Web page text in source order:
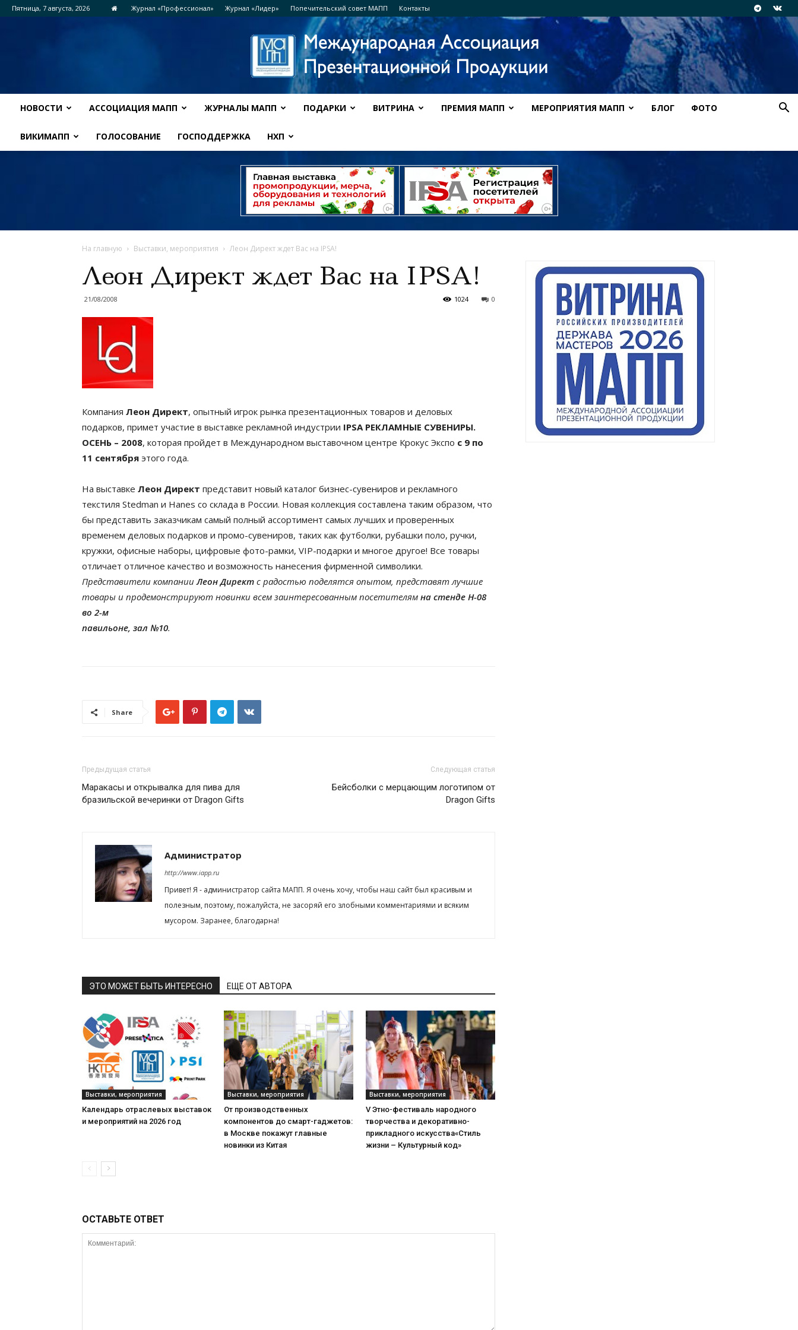
Пятница, 7 августа, 2026 Журнал «Профессионал» Журнал «Лидер» Попечительский совет МАПП Контакты
НОВОСТИ АССОЦИАЦИЯ МАПП ЖУРНАЛЫ МАПП ПОДАРКИ ВИТРИНА ПРЕМИЯ МАПП МЕРОПРИЯТИЯ МАПП БЛОГ ФОТО
ВИКИМАПП ГОЛОСОВАНИЕ ГОСПОДДЕРЖКА НХП
На главную Выставки, мероприятия Леон Директ ждет Вас на IPSA!
Леон Директ ждет Вас на IPSA!
21/08/2008 0
1024
Компания Леон Директ, опытный игрок рынка презентационных товаров и деловых
подарков, примет участие в выставке рекламной индустрии IPSA РЕКЛАМНЫЕ СУВЕНИРЫ.
ОСЕНЬ – 2008, которая пройдет в Международном выставочном центре Крокус Экспо с 9 по
11 сентября этого года.
На выставке Леон Директ представит новый каталог бизнес-сувениров и рекламного
текстиля Stedman и Hanes со склада в России. Новая коллекция составлена таким образом, что
бы представить заказчикам самый полный ассортимент самых лучших и проверенных
временем деловых подарков и промо-сувениров, таких как футболки, рубашки поло, ручки,
кружки, офисные наборы, цифровые фото-рамки, VIP-подарки и многое другое! Все товары
отличает отличное качество и возможность нанесения фирменной символики.
Представители компанииЛеон Директ с радостью поделятся опытом, представят лучшие
товары и продемонстрируют новинки всем заинтересованным посетителям на стенде Н-08
во 2-м
павильоне, зал №10.
Share
Предыдущая статья
Маракасы и открывалка для пива для
бразильской вечеринки от Dragon Gifts
Следующая статья
Бейсболки с мерцающим логотипом от
Dragon Gifts
Администратор
http://www.iapp.ru
Привет! Я - администратор сайта МАПП. Я очень хочу, чтобы наш сайт был красивым и
полезным, поэтому, пожалуйста, не засоряй его злобными комментариями и всяким
мусором. Заранее, благодарна!
ЭТО МОЖЕТ БЫТЬ ИНТЕРЕСНО ЕЩЕ ОТ АВТОРА
Выставки, мероприятия
Календарь отраслевых выставок
и мероприятий на 2026 год
Выставки, мероприятия
От производственных
компонентов до смарт-гаджетов:
в Москве покажут главные
новинки из Китая
Выставки, мероприятия
V Этно-фестиваль народного
творчества и декоративно-
прикладного искусства«Стиль
жизни – Культурный код»
ОСТАВЬТЕ ОТВЕТ